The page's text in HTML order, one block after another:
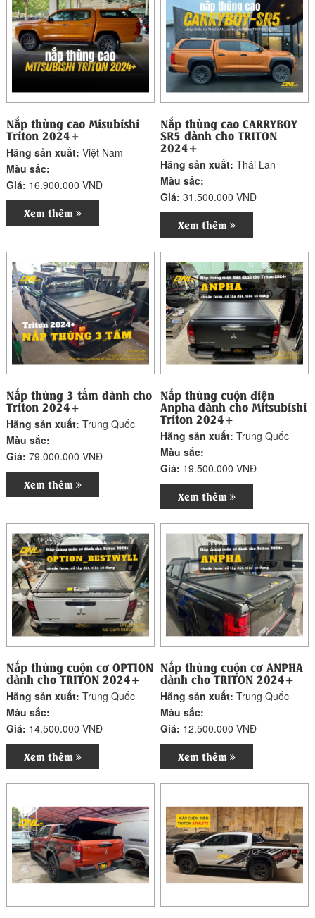
Nắp thùng cao Misubishi
Triton 2024+
Hãng sản xuất:Việt Nam
Màu sắc:
Giá: 16.900.000 VNĐ
Xem thêm
Nắp thùng cao CARRYBOY
SR5 dành cho TRITON
2024+
Hãng sản xuất:Thái Lan
Màu sắc:
Giá:31.500.000 VNĐ
Xem thêm
Nắp thùng 3 tấm dành cho
Triton 2024+
Hãng sản xuất:Trung Quốc
Màu sắc:
Giá:79.000.000 VNĐ
Xem thêm
Nắp thùng cuộn điện
Anpha dành cho Mitsubishi
Triton 2024+
Hãng sản xuất:Trung Quốc
Màu sắc:
Giá: 19.500.000 VNĐ
Xem thêm
Nắp thùng cuộn cơ OPTION
dành cho TRITON 2024+
Hãng sản xuất:Trung Quốc
Màu sắc:
Giá: 14.500.000 VNĐ
Xem thêm
Nắp thùng cuộn cơ ANPHA
dành cho TRITON 2024+
Hãng sản xuất:Trung Quốc
Màu sắc:
Giá: 12.500.000 VNĐ
Xem thêm